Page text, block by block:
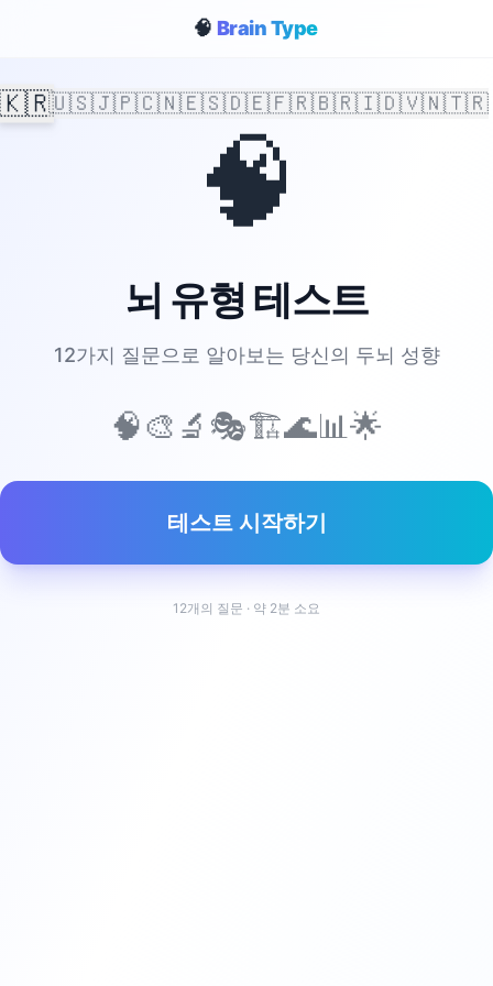
🧠 Brain Type
🇰🇷🇺🇸🇯🇵🇨🇳🇪🇸🇩🇪🇫🇷🇧🇷🇮🇩🇻🇳🇹🇷
🧠
뇌 유형 테스트
12가지 질문으로 알아보는 당신의 두뇌 성향
🧠🎨 🔬 🎭🏗️🌊📊🌟
테스트 시작하기
12개의 질문 · 약 2분 소요